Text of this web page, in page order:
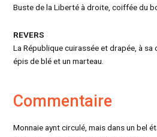
Buste de la Liberté à droite, coiffée du
REVERS
La République cuirassée et drapée, à
épis de blé et un marteau.
Commentaire
Monnaie aynt circulé, mais dans un bel